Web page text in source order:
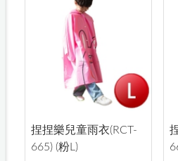
捏捏樂兒童雨衣(RCT-
665) (粉L)